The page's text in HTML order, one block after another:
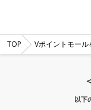
TOP Vポイントモール
以下